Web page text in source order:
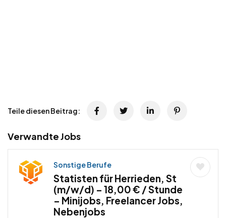
Teile diesen Beitrag:
Verwandte Jobs
Sonstige Berufe
Statisten für Herrieden, St
(m/w/d) – 18,00 € / Stunde
– Minijobs, Freelancer Jobs,
Nebenjobs